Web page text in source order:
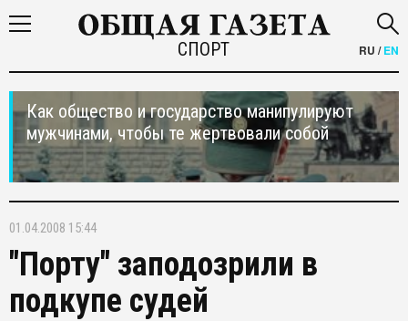
СПОРТ RU /EN
Как общество и государство манипулируют
мужчинами, чтобы те жертвовали собой
01.04.2008 15:44
"Порту" заподозрили в
подкупе судей